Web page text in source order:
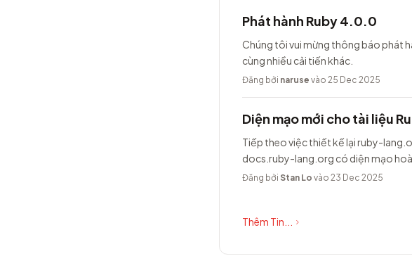
Phát hành Ruby 4.0.0
Chúng tôi vui mừng thông báo phát
cùng nhiều cải tiến khác.
Đăng bởi naruse vào 25 Dec 2025
Diện mạo mới cho tài liệu
Tiếp theo việc thiết kế lại ruby-
docs.ruby-lang.org có diện mạo
Đăng bởi Stan Lo vào 23 Dec 2025
Thêm Tin...